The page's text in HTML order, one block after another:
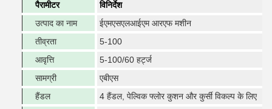
पैरामीटर
विनिर्देश
उत्पाद का नाम
ईएमएसएलआईएम आरएफ मशीन
तीव्रता
5-100
आवृत्ति
5-100/60 हर्ट्ज
सामग्री
एबीएस
हैंडल
4 हैंडल, पेल्विक फ्लोर कुशन और कुर्सी विकल्प के लिए